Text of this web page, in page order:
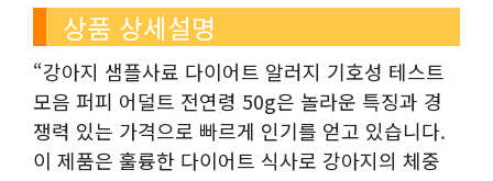
상품 상세설명
“강아지 샘플사료 다이어트 알러지 기호성 테스트
모음 퍼피 어덜트 전연령 50g은 놀라운 특징과 경
쟁력 있는 가격으로 빠르게 인기를 얻고 있습니다.
이 제품은 훌륭한 다이어트 식사로 강아지의 체중